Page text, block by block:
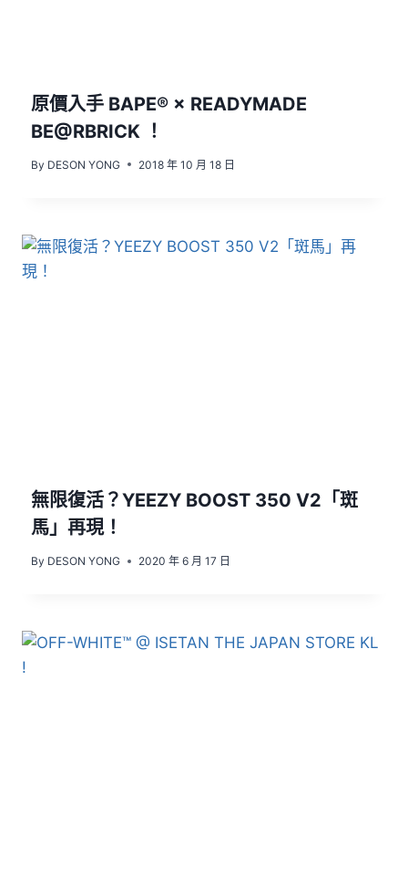
原價入手 BAPE® × READYMADE
BE@RBRICK ！
By DESON YONG 2018 年 10 月 18 日
無限復活？YEEZY BOOST 350 V2「斑
馬」再現！
By DESON YONG 2020 年 6 月 17 日